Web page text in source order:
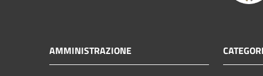
AMMINISTRAZIONE